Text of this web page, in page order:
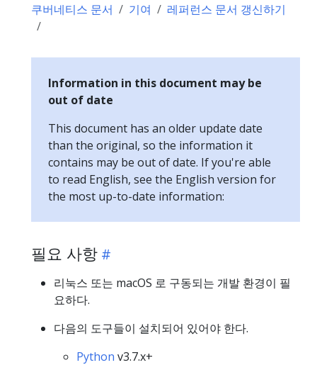
쿠버네티스 문서 기여 레퍼런스 문서 갱신하기
Information in this document may be
out of date
This document has an older update date
than the original, so the information it
contains may be out of date. If you're able
to read English, see the English version for
the most up-to-date information:
필요 사항
리눅스 또는 macOS 로 구동되는 개발 환경이 필
요하다.
다음의 도구들이 설치되어 있어야 한다.
Python v3.7.x+